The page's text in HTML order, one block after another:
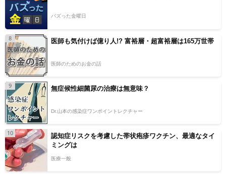
バズった金曜日
8 医師も気付けば億り人!? 富裕層・超富裕層は165万世帯
医師のためのお金の話
9 無症候性細菌尿の治療は無意味？
Dr.山本の感染症ワンポイントレクチャー
10
認知症リスクを考慮した帯状疱疹ワクチン、最適なタイ
ミングは
医療一般